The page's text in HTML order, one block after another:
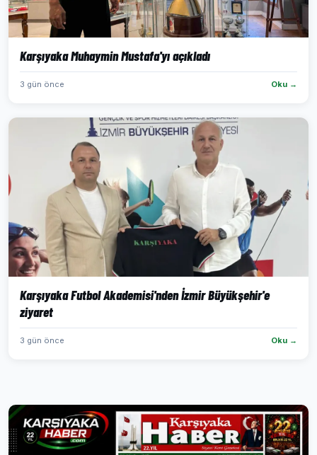
Karşıyaka Muhaymin Mustafa'yı açıkladı
3 gün önce Oku →
Karşıyaka Futbol Akademisi'nden İzmir Büyükşehir'e
ziyaret
3 gün önce Oku →